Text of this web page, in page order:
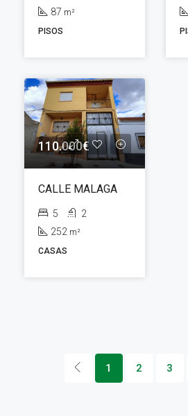
87 m²
PISOS
110.000€
CALLE MALAGA
5
2
252 m²
CASAS
1 2 3